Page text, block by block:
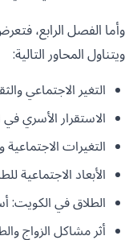
وأما الفصل الرابع،
ويتناول المحاور التالية:
التغير الاجتماعي
الاستقرار الأسري
التغيرات
الأبعاد الاجتماعية
الطلاق في الكويت:
أثر مشاكل الزواج